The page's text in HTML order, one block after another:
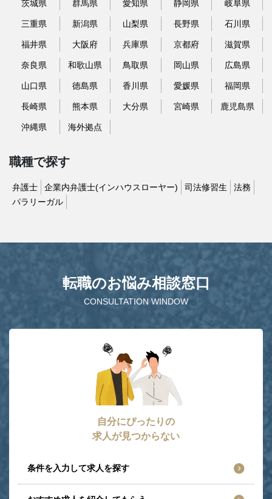
茨城県 群馬県 愛知県 静岡県 岐阜県
三重県 新潟県 山梨県 長野県 石川県
福井県 大阪府 兵庫県 京都府 滋賀県
奈良県 和歌山県 鳥取県 岡山県 広島県
山口県 徳島県 香川県 愛媛県 福岡県
長崎県 熊本県 大分県 宮崎県 鹿児島県
沖縄県 海外拠点
職種で探す
弁護士 企業内弁護士(インハウスローヤー) 司法修習生
法務
パラリーガル
CONSULTATION WINDOW
転職のお悩み相談窓口
自分にぴったりの
求人が見つからない
条件を入力して求人を探す